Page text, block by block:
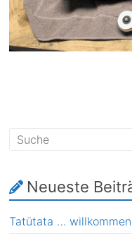
Neueste
Tatütata …